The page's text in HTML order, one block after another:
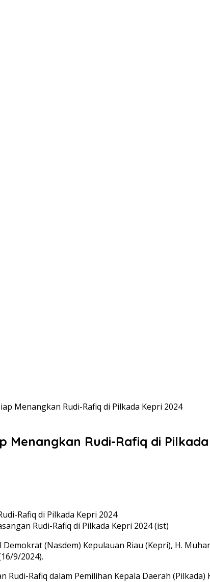
Menangkan Rudi-Rafiq di Pilkada Kepri 2024
Menangkan Rudi-Rafiq di
Rudi-Rafiq di Pilkada Kepri 2024 (ist)
(Nasdem) Kepulauan Riau (Kepri), H.
9/2024).
Rafiq dalam Pemilihan Kepala Daerah (Pilkada)